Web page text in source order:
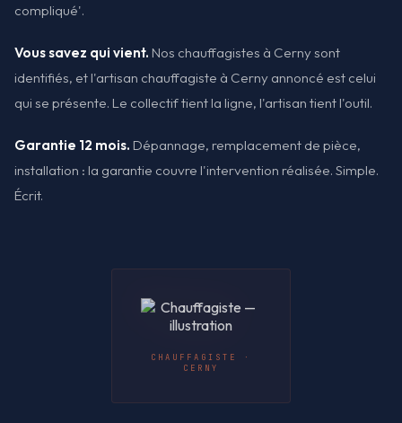
compliqué'.
Vous savez qui vient. Nos chauffagistes à Cerny sont
identifiés, et l'artisan chauffagiste à Cerny annoncé est celui
qui se présente. Le collectif tient la ligne, l'artisan tient l'outil.
Garantie 12 mois. Dépannage, remplacement de pièce,
installation : la garantie couvre l'intervention réalisée. Simple.
Écrit.
CHAUFFAGISTE ·
CERNY